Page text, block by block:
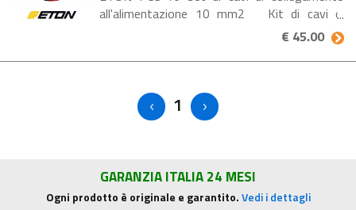
all'alimentazione 10 mm2 Kit di cavi di
alimentazione di alta qualità, 10 mm² (AWG
7), con accessori coordinati per collegare
facilmente ...
€ 45.00
1
GARANZIA ITALIA 24 MESI
Ogni prodotto è originale e garantito.Vedi i dettagli